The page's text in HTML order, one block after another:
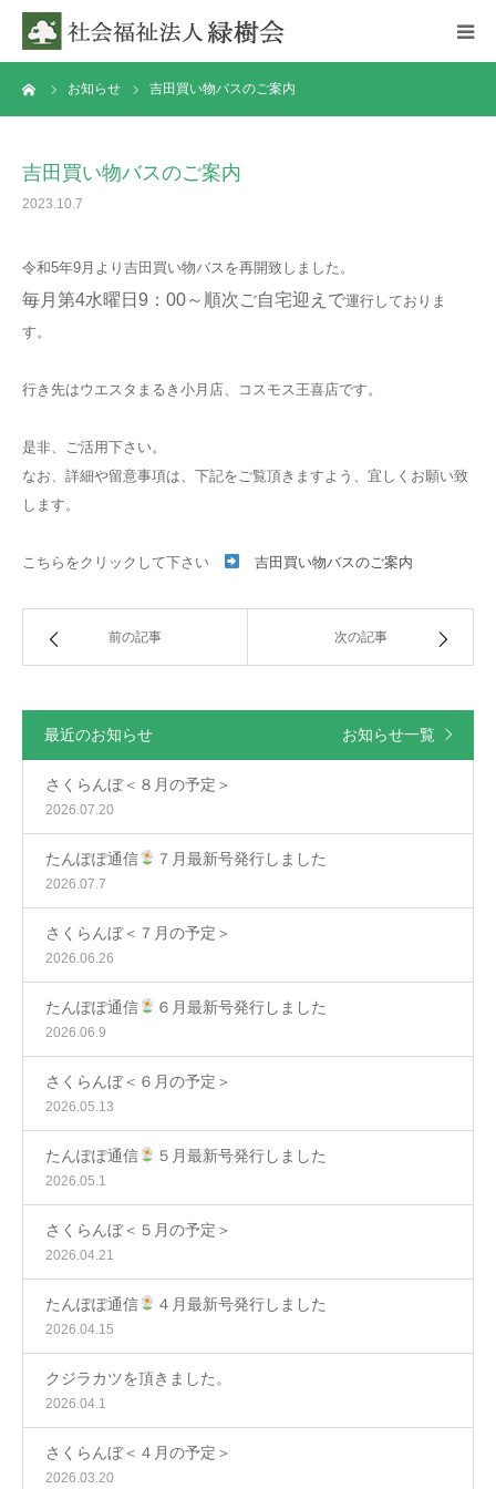
お知らせ 吉田買い物バスのご案内
吉田買い物バスのご案内
2023.10.7
令和5年9月より吉田買い物バスを再開致しました。
毎月第4水曜日9：00～順次ご自宅迎えで運行しておりま
す。
行き先はウエスタまるき小月店、コスモス王喜店です。
是非、ご活用下さい。
なお、詳細や留意事項は、下記をご覧頂きますよう、宜しくお願い致
します。
こちらをクリックして下さい 吉田買い物バスのご案内
前の記事 次の記事
最近のお知らせ お知らせ一覧
さくらんぼ＜８月の予定＞
2026.07.20
たんぽぽ通信 ７月最新号発行しました
2026.07.7
さくらんぼ＜７月の予定＞
2026.06.26
たんぽぽ通信 ６月最新号発行しました
2026.06.9
さくらんぼ＜６月の予定＞
2026.05.13
たんぽぽ通信 ５月最新号発行しました
2026.05.1
さくらんぼ＜５月の予定＞
2026.04.21
たんぽぽ通信 ４月最新号発行しました
2026.04.15
クジラカツを頂きました。
2026.04.1
さくらんぼ＜４月の予定＞
2026.03.20
ホーム
求人情報